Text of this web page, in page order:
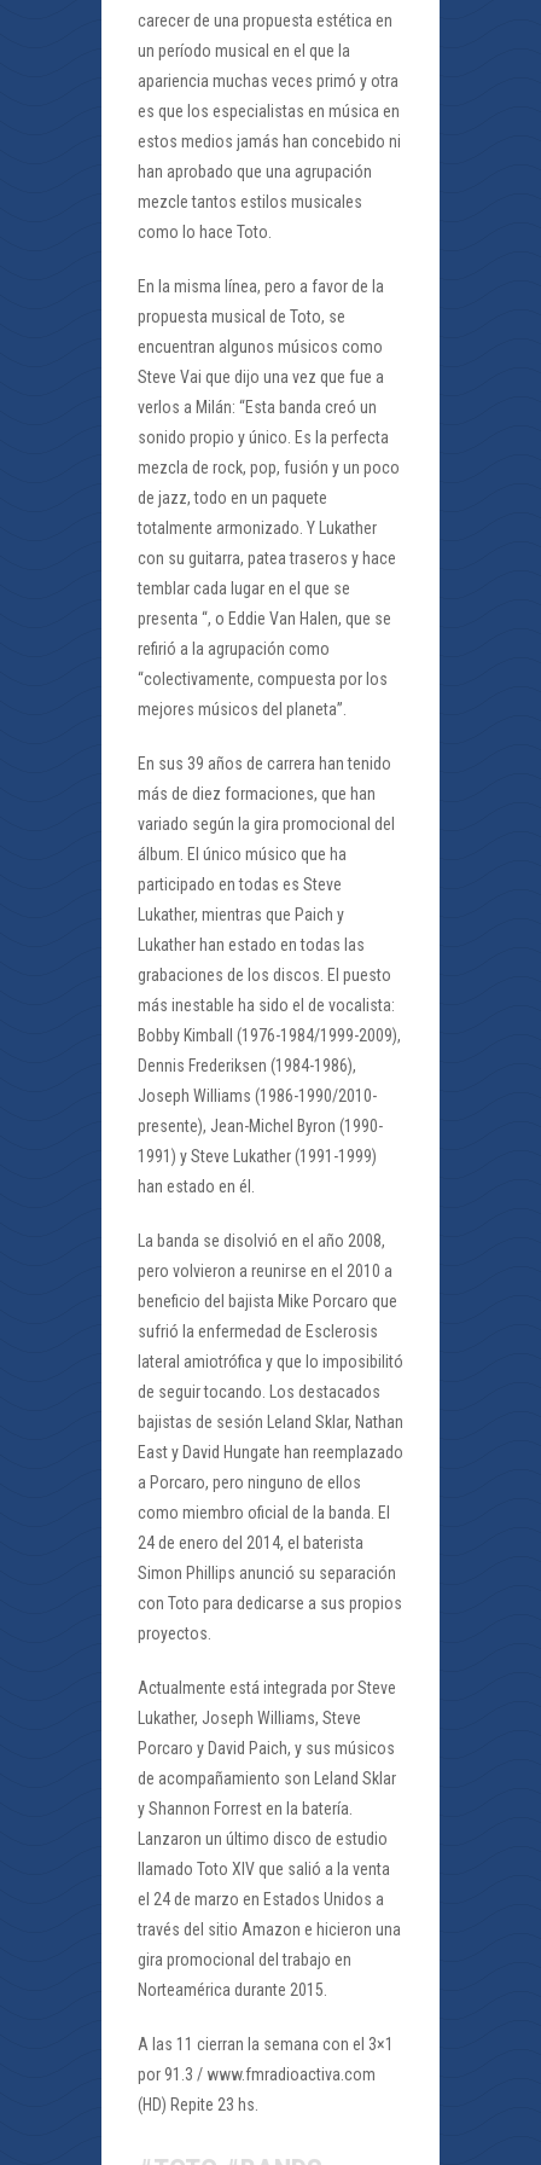
carecer de una propuesta estética en
un período musical en el que la
apariencia muchas veces primó y otra
es que los especialistas en música en
estos medios jamás han concebido ni
han aprobado que una agrupación
mezcle tantos estilos musicales
como lo hace Toto.
En la misma línea, pero a favor de la
propuesta musical de Toto, se
encuentran algunos músicos como
Steve Vai que dijo una vez que fue a
verlos a Milán: “Esta banda creó un
sonido propio y único. Es la perfecta
mezcla de rock, pop, fusión y un poco
de jazz, todo en un paquete
totalmente armonizado. Y Lukather
con su guitarra, patea traseros y hace
temblar cada lugar en el que se
presenta “, o Eddie Van Halen, que se
refirió a la agrupación como
“colectivamente, compuesta por los
mejores músicos del planeta”.
En sus 39 años de carrera han tenido
más de diez formaciones, que han
variado según la gira promocional del
álbum. El único músico que ha
participado en todas es Steve
Lukather, mientras que Paich y
Lukather han estado en todas las
grabaciones de los discos. El puesto
más inestable ha sido el de vocalista:
Bobby Kimball (1976-1984/1999-2009),
Dennis Frederiksen (1984-1986),
Joseph Williams (1986-1990/2010-
presente), Jean-Michel Byron (1990-
1991) y Steve Lukather (1991-1999)
han estado en él.
La banda se disolvió en el año 2008,
pero volvieron a reunirse en el 2010 a
beneficio del bajista Mike Porcaro que
sufrió la enfermedad de Esclerosis
lateral amiotrófica y que lo imposibilitó
de seguir tocando. Los destacados
bajistas de sesión Leland Sklar, Nathan
East y David Hungate han reemplazado
a Porcaro, pero ninguno de ellos
como miembro oficial de la banda. El
24 de enero del 2014, el baterista
Simon Phillips anunció su separación
con Toto para dedicarse a sus propios
proyectos.
Actualmente está integrada por Steve
Lukather, Joseph Williams, Steve
Porcaro y David Paich, y sus músicos
de acompañamiento son Leland Sklar
y Shannon Forrest en la batería.
Lanzaron un último disco de estudio
llamado Toto XIV que salió a la venta
el 24 de marzo en Estados Unidos a
través del sitio Amazon e hicieron una
gira promocional del trabajo en
Norteamérica durante 2015.
A las 11 cierran la semana con el 3×1
por 91.3 / www.fmradioactiva.com
(HD) Repite 23 hs.